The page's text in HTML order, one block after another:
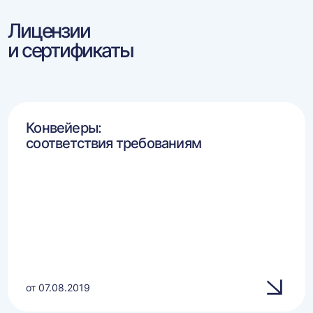
Лицензии
и сертификаты
Конвейеры:
соответствия требованиям
от 07.08.2019